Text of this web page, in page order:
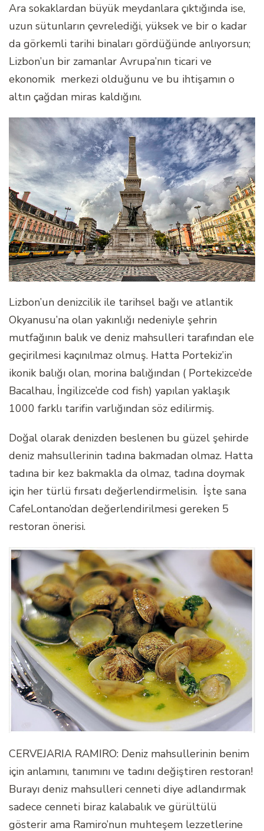
Ara sokaklardan büyük meydanlara çıktığında ise,
uzun sütunların çevrelediği, yüksek ve bir o kadar
da görkemli tarihi binaları gördüğünde anlıyorsun;
Lizbon’un bir zamanlar Avrupa’nın ticari ve
ekonomik merkezi olduğunu ve bu ihtişamın o
altın çağdan miras kaldığını.
Lizbon’un denizcilik ile tarihsel bağı ve atlantik
Okyanusu’na olan yakınlığı nedeniyle şehrin
mutfağının balık ve deniz mahsulleri tarafından ele
geçirilmesi kaçınılmaz olmuş. Hatta Portekiz’in
ikonik balığı olan, morina balığından ( Portekizce’de
Bacalhau, İngilizce’de cod fish) yapılan yaklaşık
1000 farklı tarifin varlığından söz edilirmiş.
Doğal olarak denizden beslenen bu güzel şehirde
deniz mahsullerinin tadına bakmadan olmaz. Hatta
tadına bir kez bakmakla da olmaz, tadına doymak
için her türlü fırsatı değerlendirmelisin. İşte sana
CafeLontano’dan değerlendirilmesi gereken 5
restoran önerisi.
CERVEJARIA RAMIRO: Deniz mahsullerinin benim
için anlamını, tanımını ve tadını değiştiren restoran!
Burayı deniz mahsulleri cenneti diye adlandırmak
sadece cenneti biraz kalabalık ve gürültülü
gösterir ama Ramiro’nun muhteşem lezzetlerine